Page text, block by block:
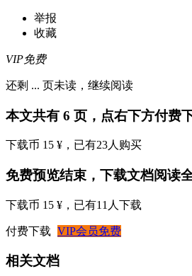
举报
收藏
VIP免费
还剩 ... 页未读， 继续阅读
本文共有 6 页，点右下方付费
下载币 15 ¥ ，已有23人购买
免费预览结束，下载文档阅读
下载币 15 ¥ ，已有11 人下载
付费下载 VIP会员免费
相关文档